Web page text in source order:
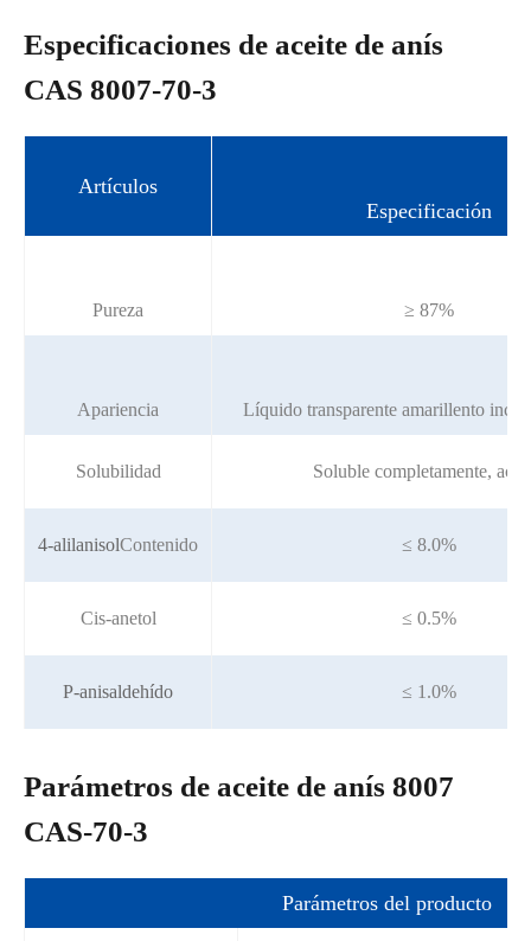
Especificaciones de aceite de anís
CAS 8007-70-3
Artículos
Especificación
Pureza ≥ 87%
Apariencia Líquido transparente amarillento
Solubilidad Soluble completamente,
4-alilanisolContenido ≤ 8.0%
Cis-anetol ≤ 0.5%
P-anisaldehído ≤ 1.0%
Parámetros de aceite de anís 8007
CAS-70-3
Parámetros del producto